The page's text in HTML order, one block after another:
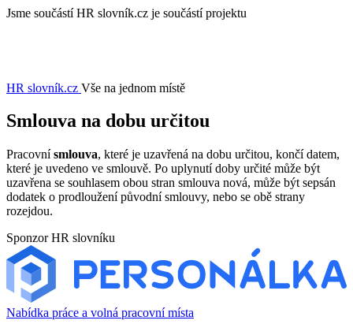
Jsme součástí HR slovník.cz je součástí projektu
HR slovník.cz Vše na jednom místě
Smlouva na dobu určitou
Pracovnísmlouva, které je uzavřená na dobu určitou, končí datem,
které je uvedeno ve smlouvě. Po uplynutí doby určité může být
uzavřena se souhlasem obou stran smlouva nová, může být sepsán
dodatek o prodloužení původní smlouvy, nebo se obě strany
rozejdou.
Sponzor HR slovníku
Nabídka práce a volná pracovní místa